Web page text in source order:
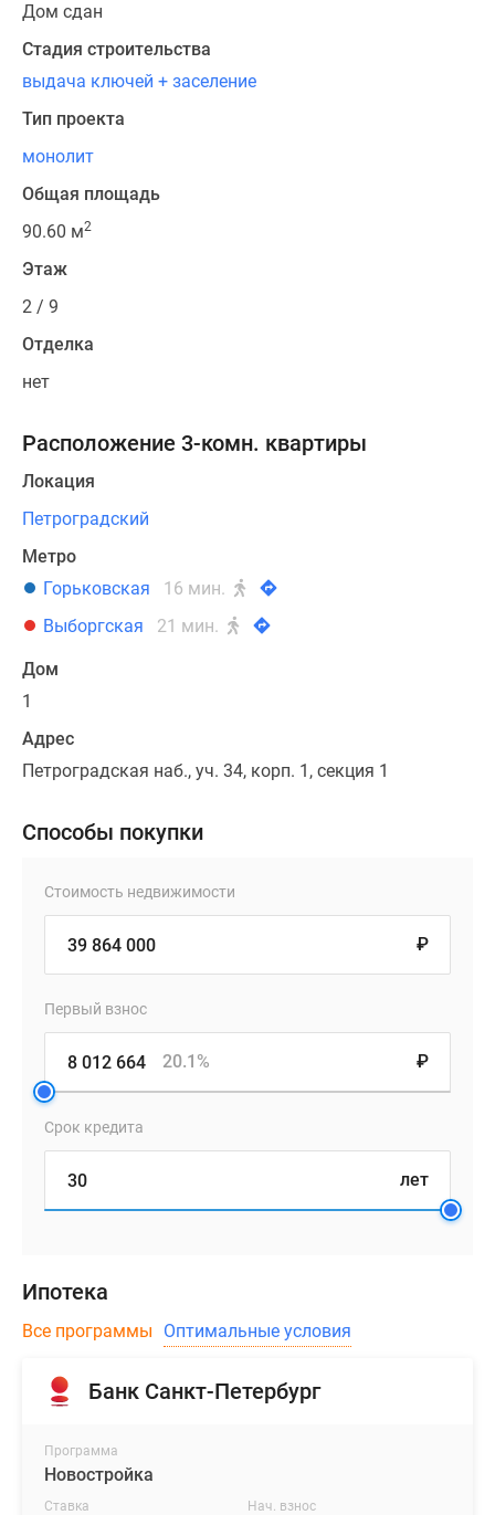
Дом сдан
Стадия строительства
выдача ключей + заселение
Тип проекта
монолит
Общая площадь
90.60 м2
Этаж
2 / 9
Отделка
нет
Расположение 3-комн. квартиры
Локация
Петроградский
Метро
Горьковская
16 мин.
Выборгская
21 мин.
Дом
1
Адрес
Петроградская наб., уч. 34, корп. 1, секция 1
Способы покупки
Стоимость недвижимости
₽
Первый взнос
₽
20.1%
Срок кредита
лет
Ипотека
Все программы Оптимальные условия
Банк Санкт-Петербург
Программа
Новостройка
Ставка Нач. взнос